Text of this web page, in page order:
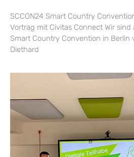
SCCON24 Smart Country
Vortrag mit Civitas Connect Wir
Smart Country Convention in Berlin
Diethard